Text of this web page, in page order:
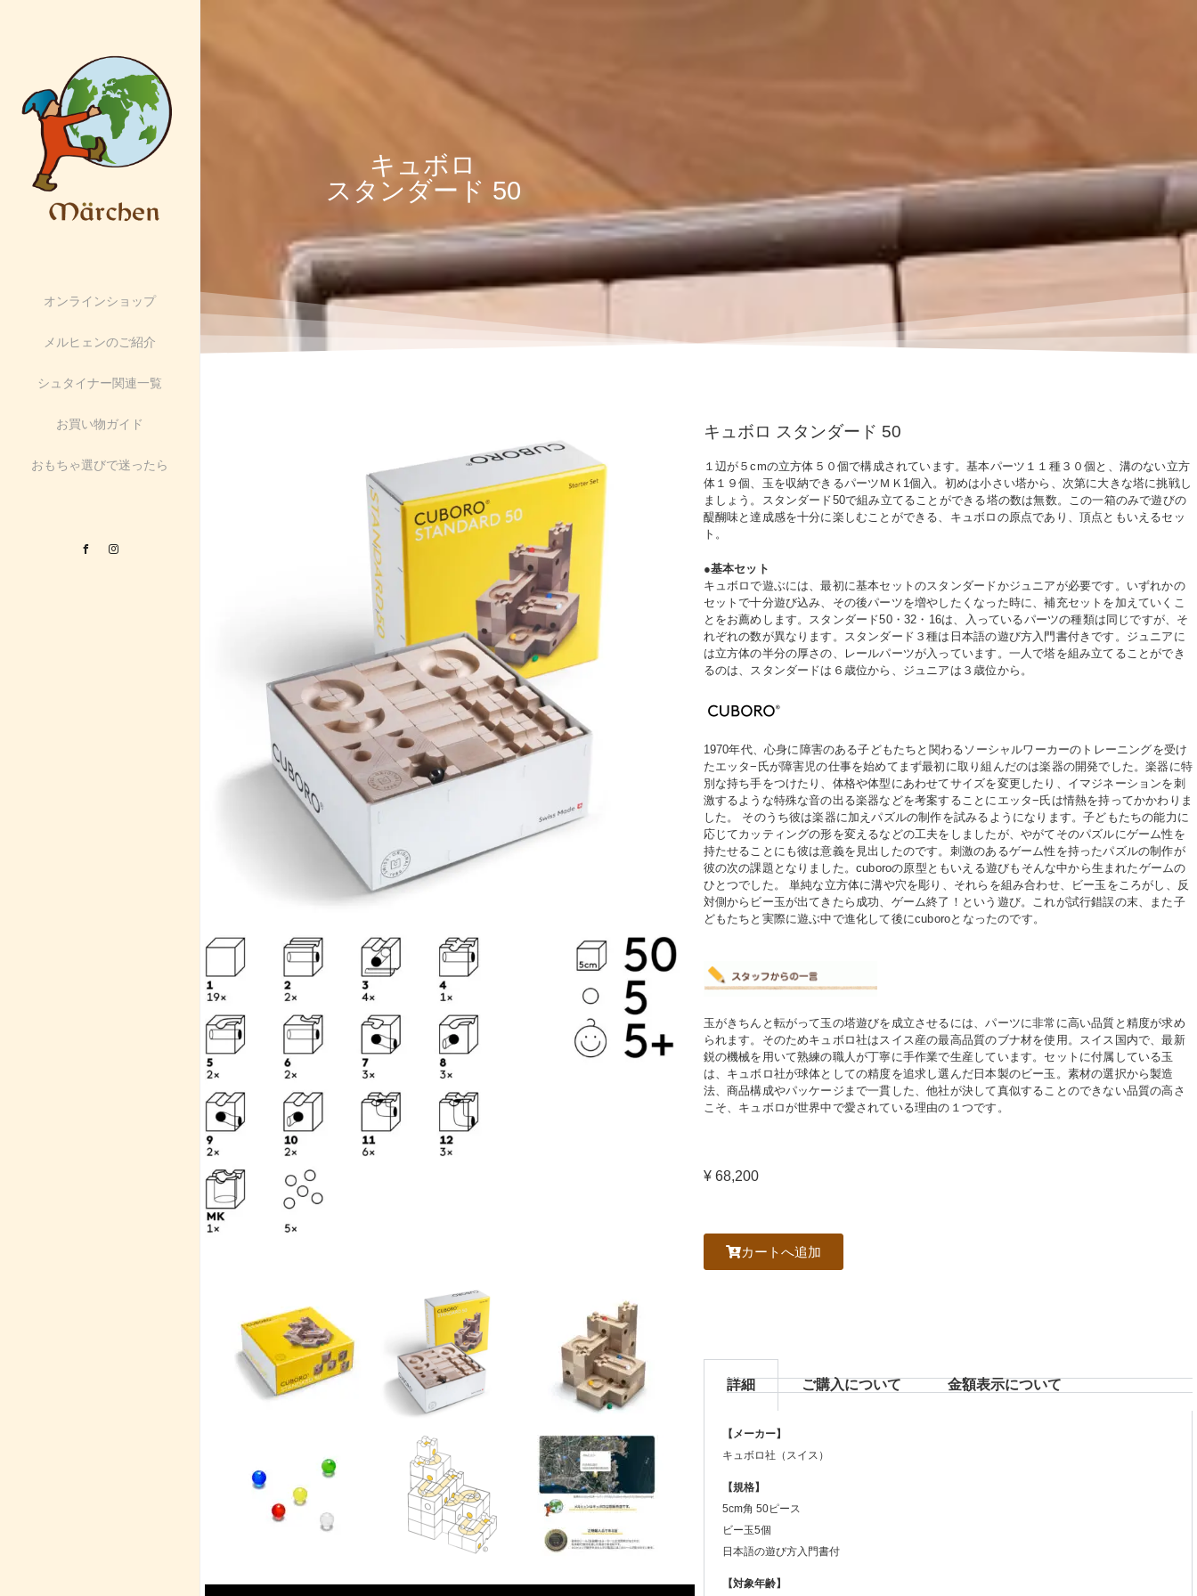
オンラインショップ
メルヒェンのご紹介
シュタイナー関連一覧
お買い物ガイド
おもちゃ選びで迷ったら
Facebook
キュボロ
スタンダード 50
キュボロ スタンダード 50
１辺が ５cmの立方体５０個で構成されています。基本パーツ１１種３０個と、溝のない立方
体１９個、玉を収納できるパーツＭＫ1個入。初めは小さい塔から、次第に大きな塔に挑戦し
ましょう。スタンダード50で組み立てることができる塔の数は無数。この一箱のみで遊びの
醍醐味と達成感を十分に楽しむことができる、キュボロの原点であり、頂点ともいえるセッ
ト。
●基本セット
キュボロで遊ぶには、最初に基本セットのスタンダードかジュニアが必要です。いずれかの
セットで十分遊び込み、その後パーツを増やしたくなった時に、補充セットを加えていくこ
とをお薦めします。スタンダード50・32・16は、入っているパーツの種類は同じですが、そ
れぞれの数が異なります。スタンダード３種は日本語の遊び方入門書付きです。ジュニアに
は立方体の半分の厚さの、レールパーツが入っています。一人で塔を組み立てることができ
るのは、スタンダードは６歳位から、ジュニアは３歳位から。
1970年代、心身に障害のある子どもたちと関わるソーシャルワーカーのトレーニングを受け
たエッタ−氏が障害児の仕事を始めてまず最初に取り組んだのは楽器の開発でした。楽器に特
別な持ち手をつけたり、体格や体型にあわせてサイズを変更したり、イマジネーションを刺
激するような特殊な音の出る楽器などを考案することにエッタ−氏は情熱を持ってかかわりま
した。 そのうち彼は楽器に加えパズルの制作を試みるようになります。子どもたちの能力に
応じてカッティングの形を変えるなどの工夫をしましたが、やがてそのパズルにゲーム性を
持たせることにも彼は意義を見出したのです。刺激のあるゲーム性を持ったパズルの制作が
彼の次の課題となりました。cuboroの原型ともいえる遊びもそんな中から生まれたゲームの
ひとつでした。 単純な立方体に溝や穴を彫り、それらを組み合わせ、ビー玉をころがし、反
対側からビー玉が出てきたら成功、ゲーム終了！という遊び。これが試行錯誤の末、また子
どもたちと実際に遊ぶ中で進化して後にcuboroとなったのです。
玉がきちんと転がって玉の塔遊びを成立させるには、パーツに非常に高い品質と精度が求め
られます。そのためキュボロ社はスイス産の最高品質のブナ材を使用。スイス国内で、最新
鋭の機械を用いて熟練の職人が丁寧に手作業で生産しています。セットに付属している玉
は、キュボロ社が球体としての精度を追求し選んだ日本製のビー玉。素材の選択から製造
法、商品構成やパッケージまで一貫した、他社が決して真似することのできない品質の高さ
こそ、キュボロが世界中で愛されている理由の１つです。
¥ 68,200
カートへ追加
詳細 ご購入について ⾦額表⽰について
【メーカー】
キュボロ社（スイス）
【規格】
5cm角 50ピース
ビー玉5個
日本語の遊び方入門書付
【対象年齢】